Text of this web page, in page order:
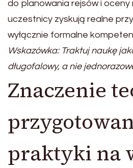
do planowania rejsów i oceny
uczestnicy zyskują realne
wyłącznie formalne
Wskazówka: Traktuj naukę
długofalowy, a nie
Znaczenie
praktyki na